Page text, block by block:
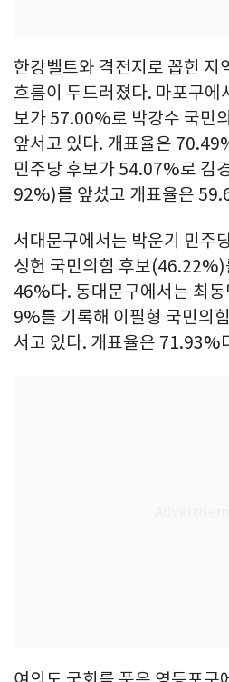
한강벨트와 격전지로 꼽힌 지
흐름이 두드러졌다. 마포구에
보가 57.00%로 박강수 국민
앞서고 있다. 개표율은
민주당 후보가 54.07%로 김
92%)를 앞섰고 개표율은
서대문구에서는 박운기 민주
성헌 국민의힘 후보
46%다. 동대문구에서는 최
9%를 기록해 이필형 국민의
서고 있다. 개표율은 71.93%